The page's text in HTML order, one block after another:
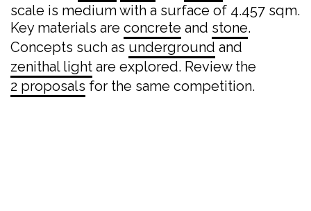
scale is medium with a surface of 4.457 sqm.
Key materials are concrete and stone.
Concepts such as underground and
zenithal light are explored. Review the
2 proposals for the same competition.